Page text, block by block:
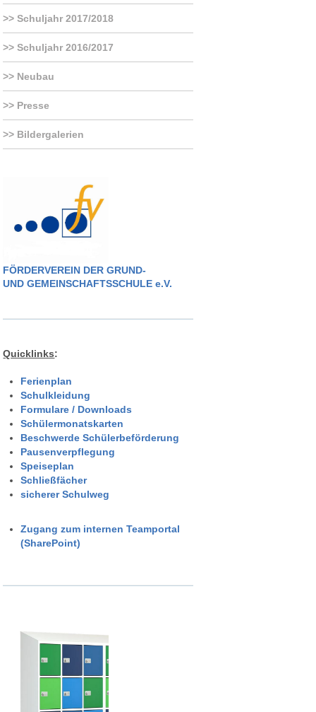
Schuljahr 2017/2018
Schuljahr 2016/2017
Neubau
Presse
Bildergalerien
FÖRDERVEREIN DER GRUND-
UND GEMEINSCHAFTSSCHULE e.V.
Quicklinks:
Ferienplan
Schulkleidung
Formulare / Downloads
Schülermonatskarten
Beschwerde Schülerbeförderung
Pausenverpflegung
Speiseplan
Schließfächer
sicherer Schulweg
Zugang zum internen Teamportal
(SharePoint)